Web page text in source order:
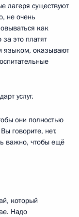
лагеря существуют
не очень
как
это платят
языком, оказывают
услуг.
они полностью
говорите, нет.
важно, чтобы ещё
который
Надо